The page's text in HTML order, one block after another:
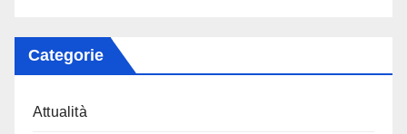
Categorie
Attualità